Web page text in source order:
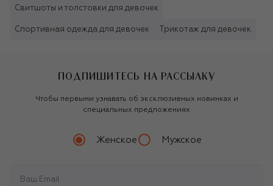
Свитшоты и толстовки для девочек
Спортивная одежда для девочек Трикотаж для девочек
ПОДПИШИТЕСЬ НА РАССЫЛКУ
Чтобы первыми узнавать об эксклюзивных новинках и
специальных предложениях
Женское Мужское